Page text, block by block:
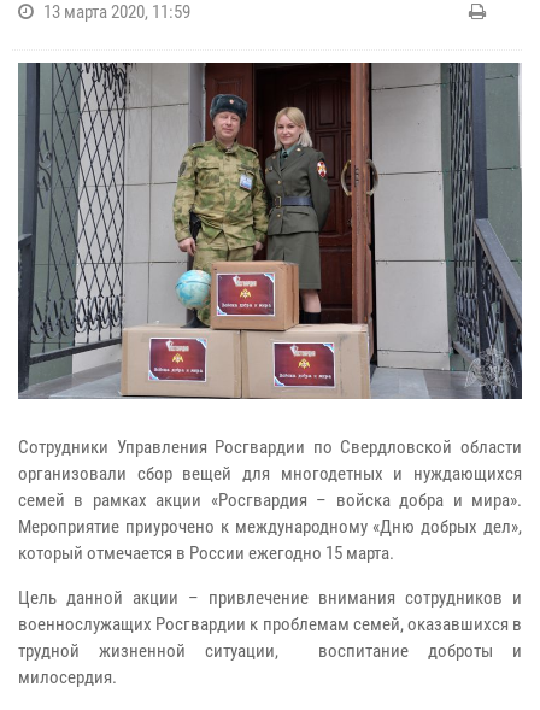
13 марта 2020, 11:59
Сотрудники Управления Росгвардии по Свердловской области
организовали сбор вещей для многодетных и нуждающихся
семей в рамках акции «Росгвардия – войска добра и мира».
Мероприятие приурочено к международному «Дню добрых дел»,
который отмечается в России ежегодно 15 марта.
Цель данной акции – привлечение внимания сотрудников и
военнослужащих Росгвардии к проблемам семей, оказавшихся в
трудной жизненной ситуации, воспитание доброты и
милосердия.